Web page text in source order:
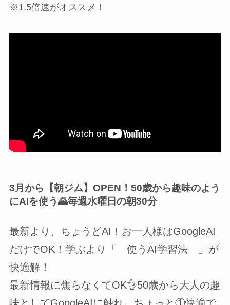
※1.5倍速がオススメ！
3月から【朝ジム】OPEN！50歳から趣味のよう
にAIを使う🌄毎週水曜日の朝30分
最新より、ちょうどAI！お一人様はGoogleAI
だけでOK！学ぶより「 使うAI学習法 」が
快適解！
最新情報に焦らなくてOK👌50歳から大人の趣